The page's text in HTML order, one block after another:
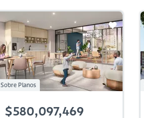
Sobre Planos
$580,097,469